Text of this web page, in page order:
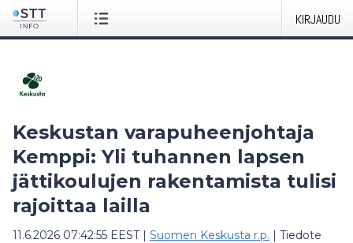
KIRJAUDU
Keskustan varapuheenjohtaja
Kemppi: Yli tuhannen lapsen
jättikoulujen rakentamista tulisi
rajoittaa lailla
11.6.2026 07:42:55 EEST| Suomen Keskusta r.p. | Tiedote